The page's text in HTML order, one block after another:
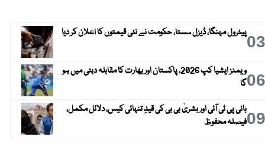
03پیٹرول مہنگا، ڈیزل سستا، حکومت نے نئی قیمتوں کا اعلان کر دیا
06
ویمنز ایشیا کپ 2026، پاکستان اور بھارت کا مقابلہ دبئی میں ہو
گا
09بانی پی ٹی آئی اور بشریٰ بی بی کی قیدِ تنہائی کیس، دلائل مکمل،
فیصلہ محفوظ